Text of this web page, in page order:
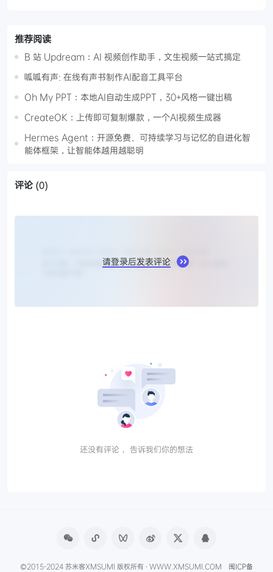
推荐阅读
B 站 Updream：AI 视频创作助手，文生视频一站式搞定
呱呱有声: 在线有声书制作AI配音工具平台
Oh My PPT：本地AI自动生成PPT，30+风格一键出稿
CreateOK：上传即可复制爆款，一个AI视频生成器
Hermes Agent：开源免费、可持续学习与记忆的自进化智
能体框架，让智能体越用越聪明
评论 (0)
请登录后发表评论
还没有评论， 告诉我们你的想法
©2015-2024 苏米客XMSUMI 版权所有 · WWW.XMSUMI.COM 闽ICP备